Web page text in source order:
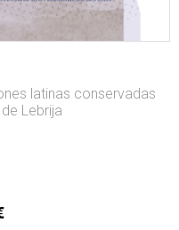
latinas conservadas
Lebrija